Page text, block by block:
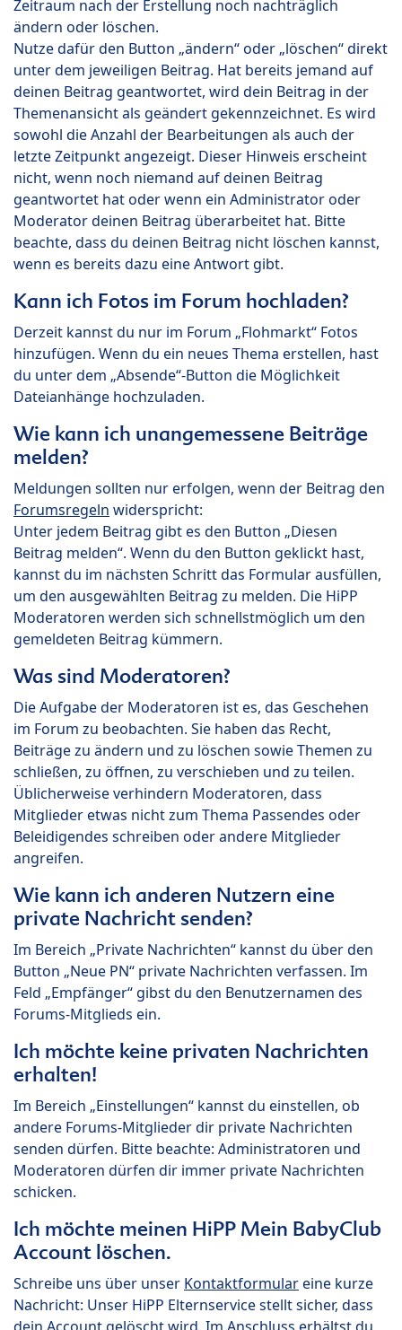
Zeitraum nach der Erstellung noch nachträglich
ändern oder löschen.
Nutze dafür den Button „ändern“ oder „löschen“ direkt
unter dem jeweiligen Beitrag. Hat bereits jemand auf
deinen Beitrag geantwortet, wird dein Beitrag in der
Themenansicht als geändert gekennzeichnet. Es wird
sowohl die Anzahl der Bearbeitungen als auch der
letzte Zeitpunkt angezeigt. Dieser Hinweis erscheint
nicht, wenn noch niemand auf deinen Beitrag
geantwortet hat oder wenn ein Administrator oder
Moderator deinen Beitrag überarbeitet hat. Bitte
beachte, dass du deinen Beitrag nicht löschen kannst,
wenn es bereits dazu eine Antwort gibt.
Kann ich Fotos im Forum hochladen?
Derzeit kannst du nur im Forum „Flohmarkt“ Fotos
hinzufügen. Wenn du ein neues Thema erstellen, hast
du unter dem „Absende“-Button die Möglichkeit
Dateianhänge hochzuladen.
Wie kann ich unangemessene Beiträge
melden?
Meldungen sollten nur erfolgen, wenn der Beitrag den
Forumsregeln widerspricht:
Unter jedem Beitrag gibt es den Button „Diesen
Beitrag melden“. Wenn du den Button geklickt hast,
kannst du im nächsten Schritt das Formular ausfüllen,
um den ausgewählten Beitrag zu melden. Die HiPP
Moderatoren werden sich schnellstmöglich um den
gemeldeten Beitrag kümmern.
Was sind Moderatoren?
Die Aufgabe der Moderatoren ist es, das Geschehen
im Forum zu beobachten. Sie haben das Recht,
Beiträge zu ändern und zu löschen sowie Themen zu
schließen, zu öffnen, zu verschieben und zu teilen.
Üblicherweise verhindern Moderatoren, dass
Mitglieder etwas nicht zum Thema Passendes oder
Beleidigendes schreiben oder andere Mitglieder
angreifen.
Wie kann ich anderen Nutzern eine
private Nachricht senden?
Im Bereich „Private Nachrichten“ kannst du über den
Button „Neue PN“ private Nachrichten verfassen. Im
Feld „Empfänger“ gibst du den Benutzernamen des
Forums-Mitglieds ein.
Ich möchte keine privaten Nachrichten
erhalten!
Im Bereich „Einstellungen“ kannst du einstellen, ob
andere Forums-Mitglieder dir private Nachrichten
senden dürfen. Bitte beachte: Administratoren und
Moderatoren dürfen dir immer private Nachrichten
schicken.
Ich möchte meinen HiPP Mein BabyClub
Account löschen.
Schreibe uns über unser Kontaktformulareine kurze
Nachricht: Unser HiPP Elternservice stellt sicher, dass